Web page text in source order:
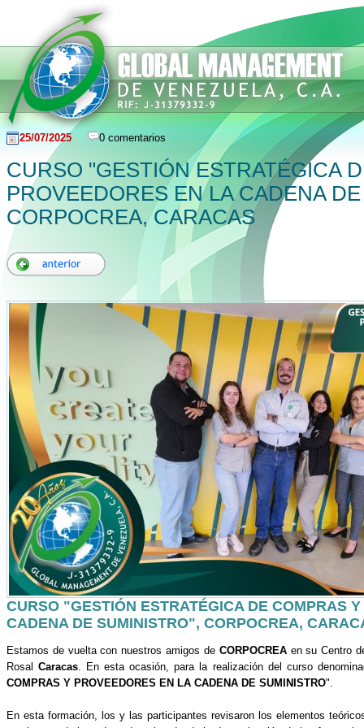
25/07/2025 0 comentarios
CURSO "GESTIÓN ESTRATÉGICA
PROVEEDORES EN LA CADENA
CORPOCREA, CARACAS
CURSO "GESTIÓN ESTRATÉGICA DE COMPRAS
CADENA DE SUMINISTRO", CORPOCREA,
Estamos de vuelta con nuestros amigos de CORPOCREAen su Centro
RosalCaracas . En esta ocasión, para la realización del curso
COMPRAS Y PROVEEDORES EN LA CADENA DE SUMINISTRO".
En esta formación, los y las participantes revisaron los elementos